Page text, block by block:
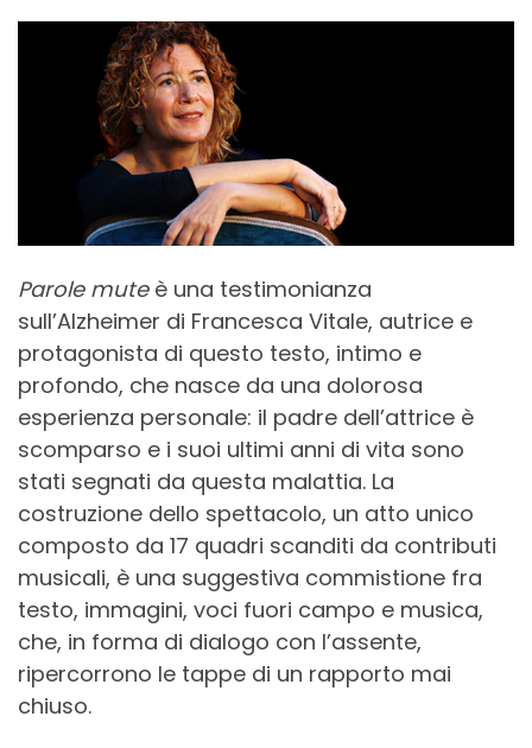
Parole muteè una testimonianza
sull’Alzheimer di Francesca Vitale, autrice e
protagonista di questo testo, intimo e
profondo, che nasce da una dolorosa
esperienza personale: il padre dell’attrice è
scomparso e i suoi ultimi anni di vita sono
stati segnati da questa malattia. La
costruzione dello spettacolo, un atto unico
composto da 17 quadri scanditi da contributi
musicali, è una suggestiva commistione fra
testo, immagini, voci fuori campo e musica,
che, in forma di dialogo con l’assente,
ripercorrono le tappe di un rapporto mai
chiuso.